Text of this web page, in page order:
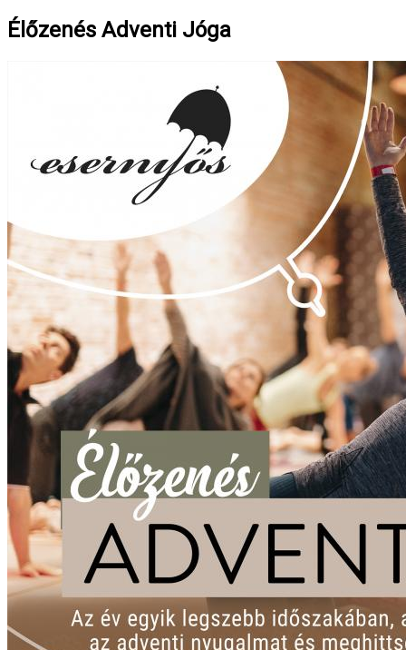
Élőzenés Adventi Jóga